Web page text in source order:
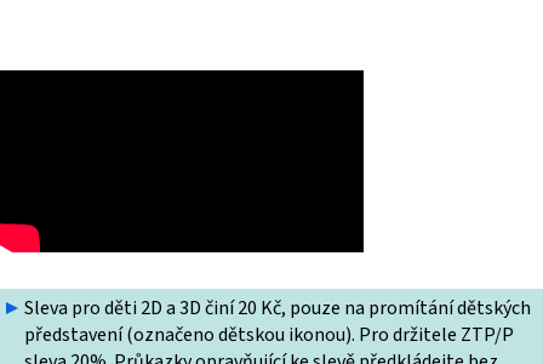
Sleva pro děti 2D a 3D činí 20 Kč, pouze na promítání dětských
představení (označeno dětskou ikonou). Pro držitele ZTP/P